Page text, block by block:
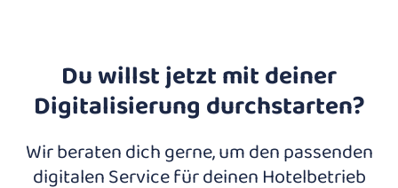
Du willst jetzt mit deiner
Digitalisierung durchstarten?
Wir beraten dich gerne, um den passenden
digitalen Service für deinen Hotelbetrieb